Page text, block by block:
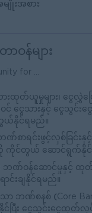
ျိုးအစား
ဝန်များ
for ...
းထုတ်ယူမှုများ၊ ငွေလွှဲပြေ
အဝင် ငွေသားနှင့် ငွေသွင်
ယ်နိုင်ရမည်။
ဏ်စာရင်းဖွင့်လှစ်ခြင်းနှ
ကို ကိုင်တွယ် ဆောင်ရွက်နို
း ဘဏ်ဝန်ဆောင်မှုနှင့် ထုတ်
ာင်းချနိုင်ရမည်။
ာ ဘဏ်စနစ် (Core
ြီး ငွေသွင်း‌ငွေထုတ်လုပ်င